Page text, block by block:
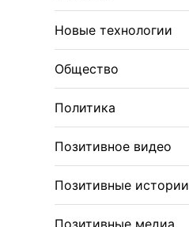
Новые технологии
Общество
Политика
Позитивное видео
Позитивные истории
Позитивные медиа